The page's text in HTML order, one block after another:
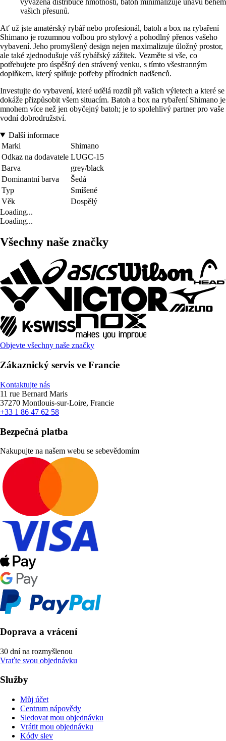
vašich přesunů.
Ať už jste amatérský rybář nebo profesionál, batoh a box na rybaření
Shimano je rozumnou volbou pro stylový a pohodlný přenos vašeho
vybavení. Jeho promyšlený design nejen maximalizuje úložný prostor,
ale také zjednodušuje váš rybářský zážitek. Vezměte si vše, co
potřebujete pro úspěšný den strávený venku, s tímto všestranným
doplňkem, který splňuje potřeby přírodních nadšenců.
Investujte do vybavení, které udělá rozdíl při vašich výletech a které se
dokáže přizpůsobit všem situacím. Batoh a box na rybaření Shimano je
mnohem více než jen obyčejný batoh; je to spolehlivý partner pro vaše
vodní dobrodružství.
Další informace
Marki
Shimano
Odkaz na dodavatele LUGC-15
Barva
grey/black
Dominantní barva
Šedá
Typ
Smíšené
Věk
Dospělý
Loading...
Loading...
Všechny naše značky
Objevte všechny naše značky
Zákaznický servis ve Francie
Kontaktujte nás
11 rue Bernard Maris
37270 Montlouis-sur-Loire, Francie
+33 1 86 47 62 58
Bezpečná platba
Nakupujte na našem webu se sebevědomím
Doprava a vrácení
30 dní na rozmyšlenou
Vraťte svou objednávku
Služby
Můj účet
Centrum nápovědy
Sledovat mou objednávku
Vrátit mou objednávku
Kódy slev